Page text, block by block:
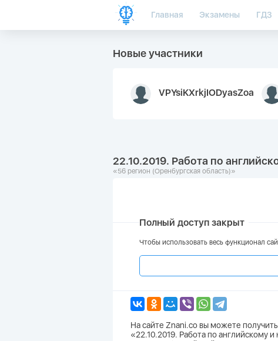
Главная Экзамены ГДЗ
Новые участники
VPYsiKXrkjIODyasZoa
22.10.2019. Работа по
«56 регион (Оренбургская область)»
Полный доступ закрыт
Чтобы использовать весь функционал
На сайте Znani.co вы можете
«22.10.2019. Работа по английскому